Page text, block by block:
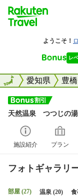
全国愛知県 豊
全国
天然温泉 つつじの
施設紹介 プラン
フォトギャラリ
部屋 (27) 温泉 (20) 食